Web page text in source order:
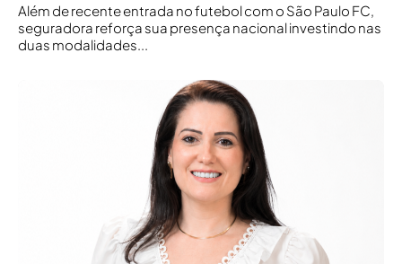
Além de recente entrada no futebol com o São Paulo FC,
seguradora reforça sua presença nacional investindo nas
duas modalidades...